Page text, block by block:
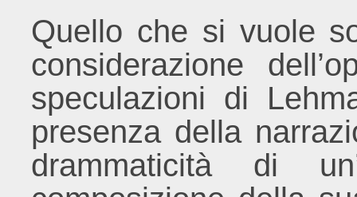
Quello che si vuole
considerazione
speculazioni di
presenza della
drammaticità di